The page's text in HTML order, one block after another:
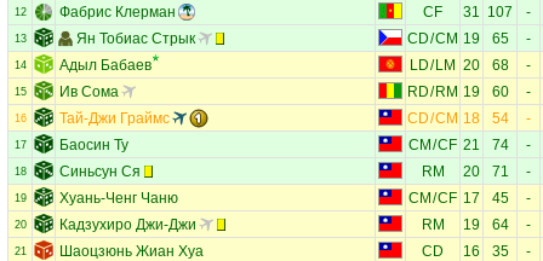
12 Фабрис Клерман CF 31 107 -
13 Ян Тобиас Стрык CD/CM 19 65 -
14 Адыл Бабаев LD/ LM 20 68 -
15 Ив Сома RD/ RM 19 60 -
16 Тай-Джи Граймс CD/CM 18 54 -
17 Баосин Ту CM /CF 21 74 -
18 Синьсун Ся RM 20 71 -
19 Хуань-Ченг Чаню CM /CF 17 45 -
20 Кадзухиро Джи-Джи RM 19 64 -
21 Шаоцзюнь Жиан Хуа CD 16 35 -